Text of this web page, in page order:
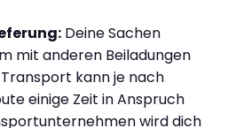
Deine Sachen
mit anderen Beiladungen
kann je nach
einige Zeit in Anspruch
wird dich